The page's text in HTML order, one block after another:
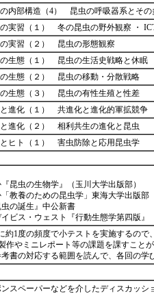
の内部構造（4） 昆虫の呼吸器系と
実習（１） 冬の昆虫の野外観察 ・
実習（２） 昆虫の形態観察
生態（１） 昆虫の生活史戦略と休眠
生態（２） 昆虫の移動・分散戦略
生態（３） 昆虫の有性生殖と性差
進化（１） 共進化と進化的軍拡競争
進化（２） 相利共生の進化と昆虫
ヒト（１） 害虫防除と応用昆虫学
昆虫の生物学』（玉川大学出版部）
教養のための昆虫学」東海大学出版部
の誕生』中公新書
ビス・ウェスト『行動生態学第四版』
約1度の頻度で小テストを実施するの
作やミニレポート等の課題を課すこと
考書の対応する範囲を読んで、各回の
スペーパーなどを介したディスカッシ